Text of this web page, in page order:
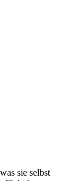
sie selbst